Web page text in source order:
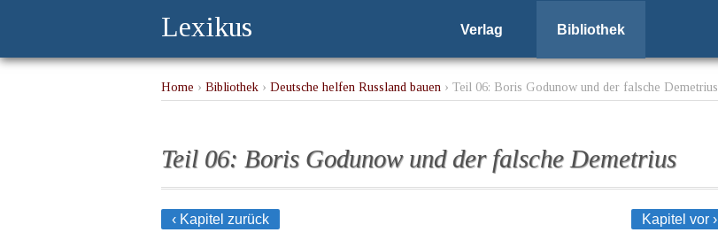
Lexikus Verlag Bibliothek
Home › Bibliothek › Deutsche helfen Russland bauen › Teil 06: Boris Godunow und der falsche Demetrius
Teil 06: Boris Godunow und der falsche Demetrius
‹ Kapitel zurück Kapitel vor ›